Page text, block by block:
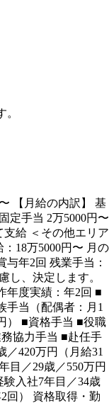
【月給の内訳】 基
定手当 2万5000円〜
支給 ＜その他エリア
18万5000円〜 月の
与年2回 残業手当：
し、決定します。
年度実績：年2回 ■
当（配偶者：月1
） ■資格手当 ■役職
協力手当 ■赴任手
／420万円（月給31
目／29歳／550万円
験入社7年目／34歳
回） 資格取得・勤